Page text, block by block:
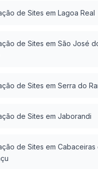
de Sites em Lagoa Real
de Sites em São José
de Sites em Serra do
de Sites em Jaborandi
de Sites em Cabaceiras